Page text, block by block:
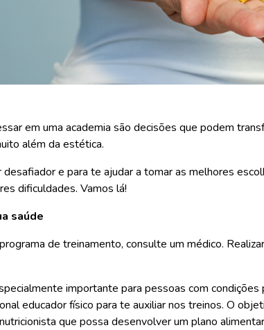
em uma academia são decisões que podem
além da estética.
e para te ajudar a tomar as melhores
dificuldades. Vamos lá!
saúde
de treinamento, consulte um médico.
importante para pessoas com
educador físico para te auxiliar nos treinos. O
que possa desenvolver um plano